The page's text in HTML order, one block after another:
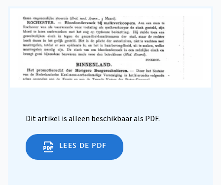
Dit artikel is alleen beschikbaar als PDF.
LEES DE PDF